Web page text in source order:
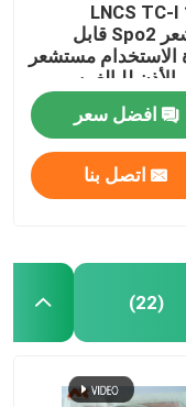
1895 LNCS TC-I
مستشعر Spo2 قابل
الاستخدام مستشعر
للبالغين
افضل سعر
اتصل بنا
(22)